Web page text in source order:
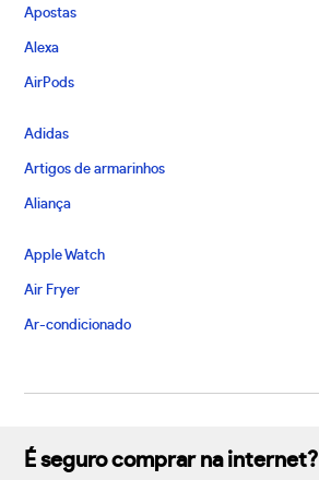
Apostas
Alexa
AirPods
Adidas
Artigos de armarinhos
Aliança
Apple Watch
Air Fryer
Ar-condicionado
É seguro comprar na internet?